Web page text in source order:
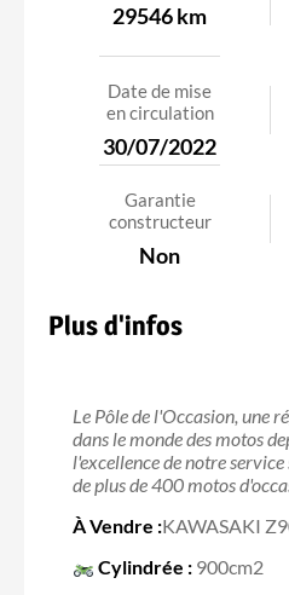
29546 km
Date de mise
en circulation
30/07/2022
Garantie
constructeur
Non
Plus d'infos
Le Pôle de l'Occasion, une
dans le monde des motos
l'excellence de notre
de plus de 400 motos
À Vendre :KAWASAKI
Cylindrée : 900cm2